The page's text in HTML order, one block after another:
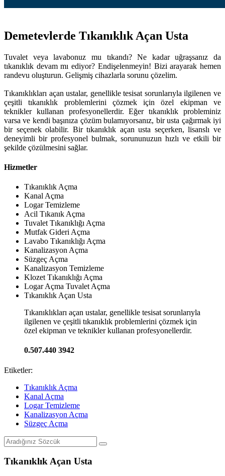
Demetevlerde Tıkanıklık Açan Usta
Tuvalet veya lavabonuz mu tıkandı? Ne kadar uğraşsanız da
tıkanıklık devam mı ediyor? Endişelenmeyin! Bizi arayarak hemen
randevu oluşturun. Gelişmiş cihazlarla sorunu çözelim.
Tıkanıklıkları açan ustalar, genellikle tesisat sorunlarıyla ilgilenen ve
çeşitli tıkanıklık problemlerini çözmek için özel ekipman ve
teknikler kullanan profesyonellerdir. Eğer tıkanıklık probleminiz
varsa ve kendi başınıza çözüm bulamıyorsanız, bir usta çağırmak iyi
bir seçenek olabilir. Bir tıkanıklık açan usta seçerken, lisanslı ve
deneyimli bir profesyonel bulmak, sorununuzun hızlı ve etkili bir
şekilde çözülmesini sağlar.
Hizmetler
Tıkanıklık Açma
Kanal Açma
Logar Temizleme
Acil Tıkanık Açma
Tuvalet Tıkanıklığı Açma
Mutfak Gideri Açma
Lavabo Tıkanıklığı Açma
Kanalizasyon Açma
Süzgeç Açma
Kanalizasyon Temizleme
Klozet Tıkanıklığı Açma
Logar Açma Tuvalet Açma
Tıkanıklık Açan Usta
Tıkanıklıkları açan ustalar, genellikle tesisat sorunlarıyla
ilgilenen ve çeşitli tıkanıklık problemlerini çözmek için
özel ekipman ve teknikler kullanan profesyonellerdir.
0.507.440 3942
Etiketler:
Tıkanıklık Açma
Kanal Açma
Logar Temizleme
Kanalizasyon Açma
Süzgeç Açma
Tıkanıklık Açan Usta